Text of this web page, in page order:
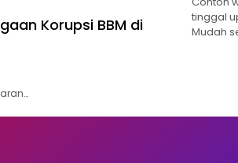
Korupsi BBM di
tinggal
Mudah